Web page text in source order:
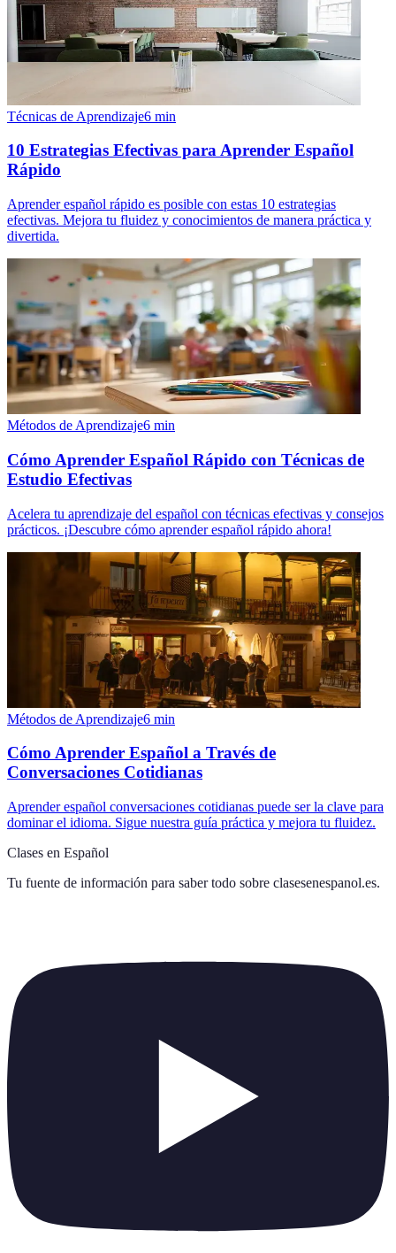
Técnicas de Aprendizaje6 min
10 Estrategias Efectivas para Aprender Español
Rápido
Aprender español rápido es posible con estas 10 estrategias
efectivas. Mejora tu fluidez y conocimientos de manera práctica y
divertida.
Métodos de Aprendizaje6 min
Cómo Aprender Español Rápido con Técnicas de
Estudio Efectivas
Acelera tu aprendizaje del español con técnicas efectivas y consejos
prácticos. ¡Descubre cómo aprender español rápido ahora!
Métodos de Aprendizaje6 min
Cómo Aprender Español a Través de
Conversaciones Cotidianas
Aprender español conversaciones cotidianas puede ser la clave para
dominar el idioma. Sigue nuestra guía práctica y mejora tu fluidez.
Clases en Español
Tu fuente de información para saber todo sobre clasesenespanol.es.